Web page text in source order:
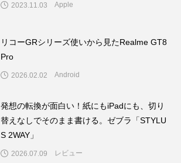
2023.11.03 Apple
リコーGRシリーズ使いから見たRealme GT8
Pro
2026.02.02 Android
発想の転換が面白い！紙にもiPadにも、切り
替えなしでそのまま書ける。ゼブラ「STYLU
S 2WAY」
2026.07.09 レビュー